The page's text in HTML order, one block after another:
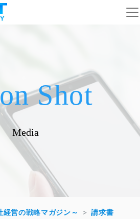
ョン
Shot
Media
営の戦略マガジン～
請求書